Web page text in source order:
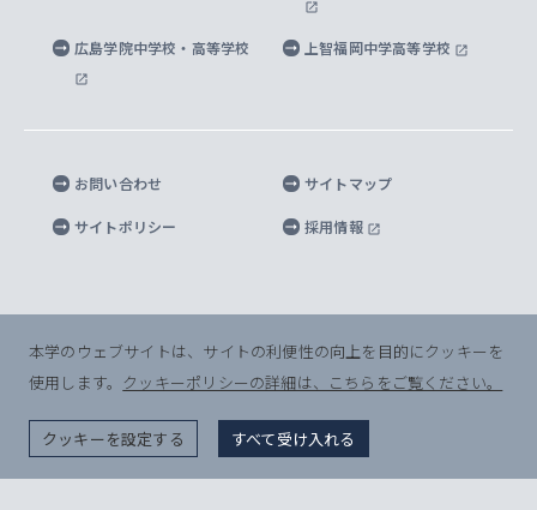
マイクロ波サイエンス研究センター
半導体研究所
生命倫理研究所
内部質保証と自己点検・評価
四谷キャンパス 施設紹介
キャンパスへのアクセス
海外拠点
教職協働の取り組み
プライバシーポリシー
広島学院中学校・高等学校 上智福岡中学高等学校
お問い合わせ サイトマップ
サイトポリシー 採用情報
© Sophia University. All Rights Reserved.
本学のウェブサイトは、サイトの利便性の向上を目的にクッキーを
使用します。 クッキーポリシーの詳細は、こちらをご覧ください。
クッキーを設定する すべて受け入れる